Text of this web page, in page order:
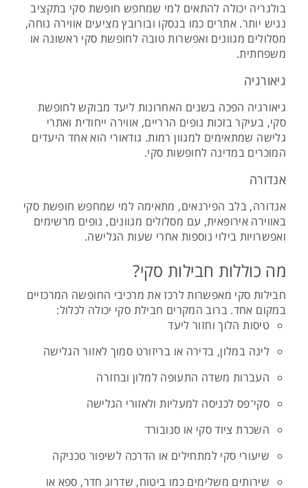
בולגריה יכולה להתאים למי שמחפש חופשת סקי בתקציב
נגיש יותר. אתרים כמו בנסקו ובורובץ מציעים אווירה נוחה,
מסלולים מגוונים ואפשרות טובה לחופשת סקי ראשונה או
משפחתית.
גיאורגיה
גיאורגיה הפכה בשנים האחרונות ליעד מבוקש לחופשת
סקי, בעיקר בזכות נופים הרריים, אווירה ייחודית ואתרי
גלישה שמתאימים למגוון רמות. גודאורי הוא אחד היעדים
המוכרים במדינה לחופשות סקי.
אנדורה
אנדורה, בלב הפירנאים, מתאימה למי שמחפש חופשת סקי
באווירה אירופאית, עם מסלולים מגוונים, נופים מרשימים
ואפשרויות בילוי נוספות אחרי שעות הגלישה.
מה כוללות חבילות סקי?
חבילות סקי מאפשרות לרכז את מרכיבי החופשה המרכזיים
במקום אחד. ברוב המקרים חבילת סקי יכולה לכלול:
טיסות הלוך וחזור ליעד
לינה במלון, בדירה או בריזורט סמוך לאזור הגלישה
העברות משדה התעופה למלון ובחזרה
סקי־פס לכניסה למעליות ולאזורי הגלישה
השכרת ציוד סקי או סנובורד
שיעורי סקי למתחילים או הדרכה לשיפור טכניקה
שירותים משלימים כמו ביטוח, שדרוג חדר, ספא או